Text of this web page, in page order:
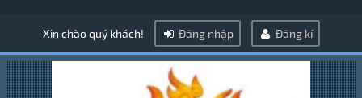
Xin chào quý khách! Đăng nhập Đăng kí